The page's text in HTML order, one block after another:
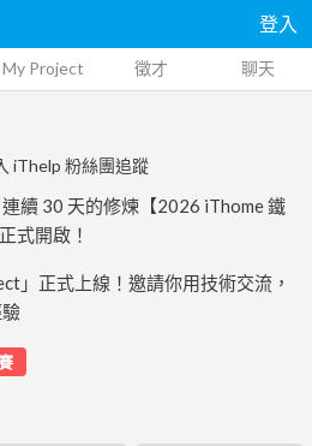
登入
My Project 徵才 聊天
iThelp 粉絲團追蹤
續 30 天的修煉【2026 iThome 鐵
式開啟！
」正式上線！邀請你用技術交流，